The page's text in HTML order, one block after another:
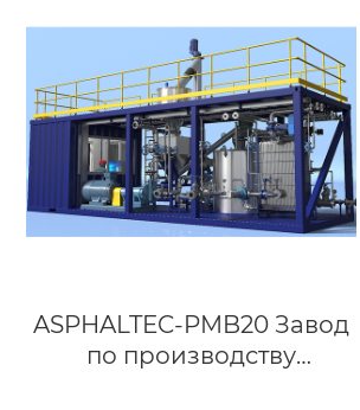
ASPHALTEC-PMB20 Завод
по производству